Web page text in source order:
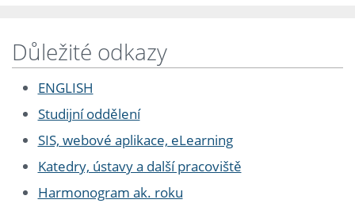
Důležité odkazy
ENGLISH
Studijní oddělení
SIS, webové aplikace, eLearning
Katedry, ústavy a další pracoviště
Harmonogram ak. roku